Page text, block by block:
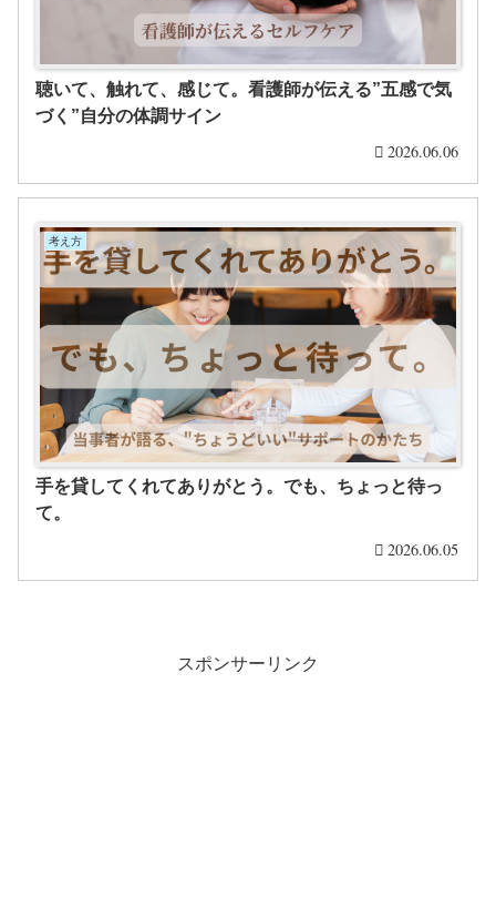
聴いて、触れて、感じて。看護師が伝える”五感で気
づく”自分の体調サイン
2026.06.06
考え方
手を貸してくれてありがとう。でも、ちょっと待っ
て。
2026.06.05
スポンサーリンク